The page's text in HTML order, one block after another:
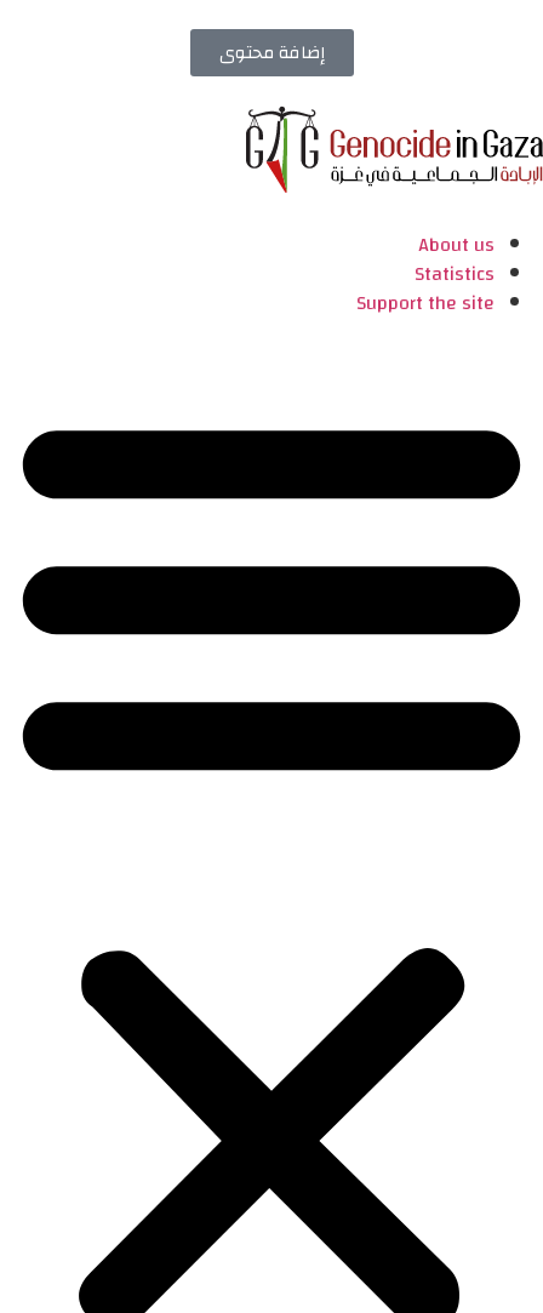
إضافة محتوى
About us
Statistics
Support the site